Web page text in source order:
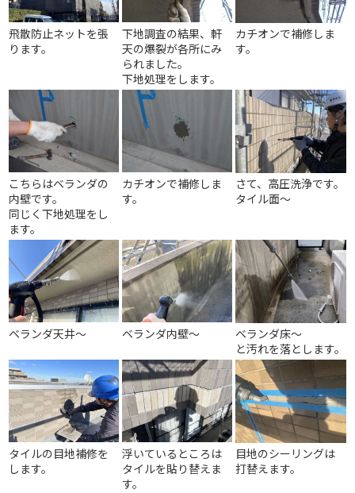
飛散防止ネットを張
ります。
下地調査の結果、軒
天の爆裂が各所にみ
られました。
下地処理をします。
カチオンで補修しま
す。
こちらはベランダの
内壁です。
同じく下地処理をし
ます。
カチオンで補修しま
す。
さて、高圧洗浄です。
タイル面～
ベランダ天井～ ベランダ内壁～
ベランダ床～
と汚れを落とします。
タイルの目地補修を
します。
浮いているところは
タイルを貼り替えま
す。
目地のシーリングは
打替えます。